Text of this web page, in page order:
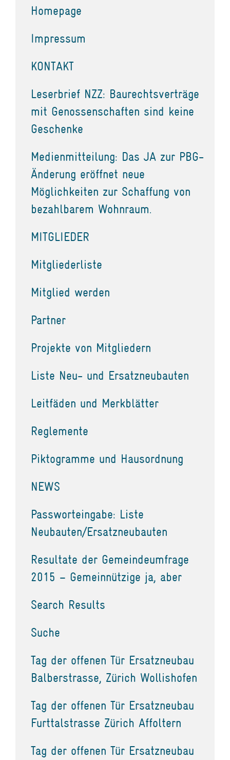
Homepage
Impressum
KONTAKT
Leserbrief NZZ: Baurechtsverträge
mit Genossenschaften sind keine
Geschenke
Medienmitteilung: Das JA zur PBG-
Änderung eröffnet neue
Möglichkeiten zur Schaffung von
bezahlbarem Wohnraum.
MITGLIEDER
Mitgliederliste
Mitglied werden
Partner
Projekte von Mitgliedern
Liste Neu- und Ersatzneubauten
Leitfäden und Merkblätter
Reglemente
Piktogramme und Hausordnung
NEWS
Passworteingabe: Liste
Neubauten/Ersatzneubauten
Resultate der Gemeindeumfrage
2015 – Gemeinnützige ja, aber
Search Results
Suche
Tag der offenen Tür Ersatzneubau
Balberstrasse, Zürich Wollishofen
Tag der offenen Tür Ersatzneubau
Furttalstrasse Zürich Affoltern
Tag der offenen Tür Ersatzneubau